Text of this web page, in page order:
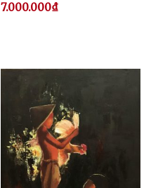
7.000.000₫